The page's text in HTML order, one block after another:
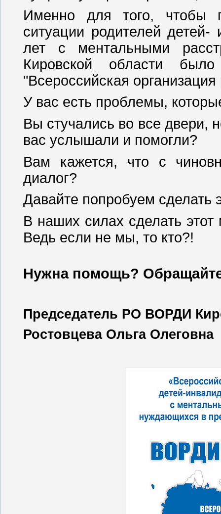
Именно для того, чтобы
ситуации родителей
лет с ментальными
Кировской области
"Всероссийская
У вас есть проблемы,
Вы стучались во все двери,
вас услышали и помогли?
Вам кажется, что с
диалог?
Давайте попробуем
В наших силах сделать
Ведь если не мы, то кто?!
Нужна помощь?
Председатель РО ВОРДИ
Ростовцева Ольга Олеговна